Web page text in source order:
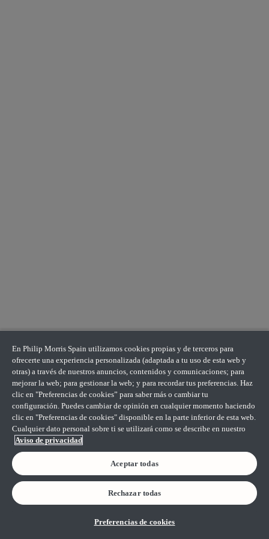
En Philip Morris Spain utilizamos cookies propias y de terceros para
ofrecerte una experiencia personalizada (adaptada a tu uso de esta web y
otras) a través de nuestros anuncios, contenidos y comunicaciones; para
mejorar la web; para gestionar la web; y para recordar tus preferencias. Haz
clic en "Preferencias de cookies” para saber más o cambiar tu
configuración. Puedes cambiar de opinión en cualquier momento haciendo
clic en "Preferencias de cookies" disponible en la parte inferior de esta web.
Cualquier dato personal sobre ti se utilizará como se describe en nuestro
Aviso de privacidad
Aceptar todas
Rechazar todas
Preferencias de cookies